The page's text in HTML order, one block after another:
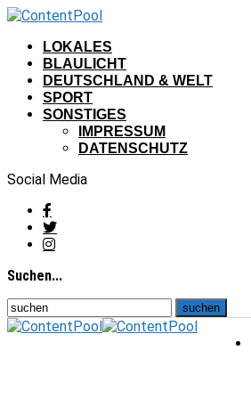
LOKALES
BLAULICHT
DEUTSCHLAND & WELT
SPORT
SONSTIGES
IMPRESSUM
DATENSCHUTZ
Social Media
Suchen...